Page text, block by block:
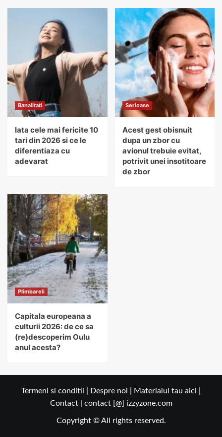
Banalitati
Iata cele mai fericite 10
tari din 2026 si ce le
diferentiaza cu
adevarat
Serioase
Acest gest obisnuit
dupa un zbor cu
avionul trebuie evitat,
potrivit unei insotitoare
de zbor
Plimbareli
Capitala europeana a
culturii 2026: de ce sa
(re)descoperim Oulu
anul acesta?
Termeni si conditii Despre noi Materialul tau aici
Contact| contact [@] izzyzone.com
Copyright © All rights reserved.